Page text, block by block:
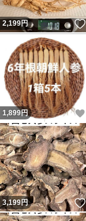
2,199円
1,899円
3,199円